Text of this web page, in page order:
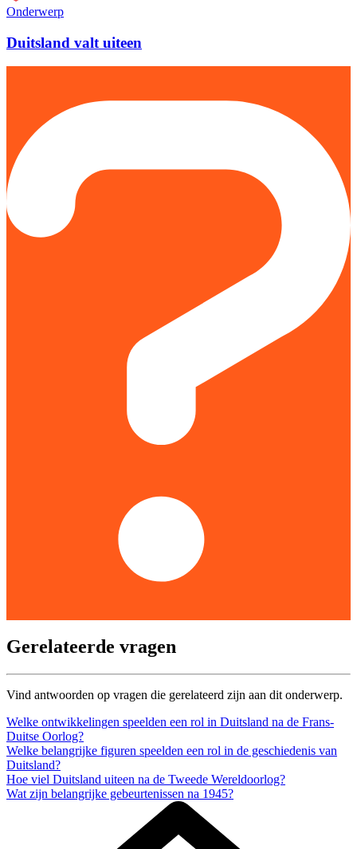
Onderwerp
Duitsland valt uiteen
Gerelateerde vragen
Vind antwoorden op vragen die gerelateerd zijn aan dit onderwerp.
Welke ontwikkelingen speelden een rol in Duitsland na de Frans-
Duitse Oorlog?
Welke belangrijke figuren speelden een rol in de geschiedenis van
Duitsland?
Hoe viel Duitsland uiteen na de Tweede Wereldoorlog?
Wat zijn belangrijke gebeurtenissen na 1945?